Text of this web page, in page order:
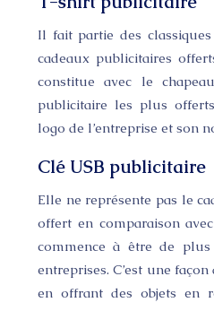
Il fait partie des
cadeaux publicitaires
constitue avec le
publicitaire les plus
logo de l’entreprise et son
Clé USB publicitaire
Elle ne représente pas le
offert en comparaison
commence à être de
entreprises. C’est une
en offrant des objets en